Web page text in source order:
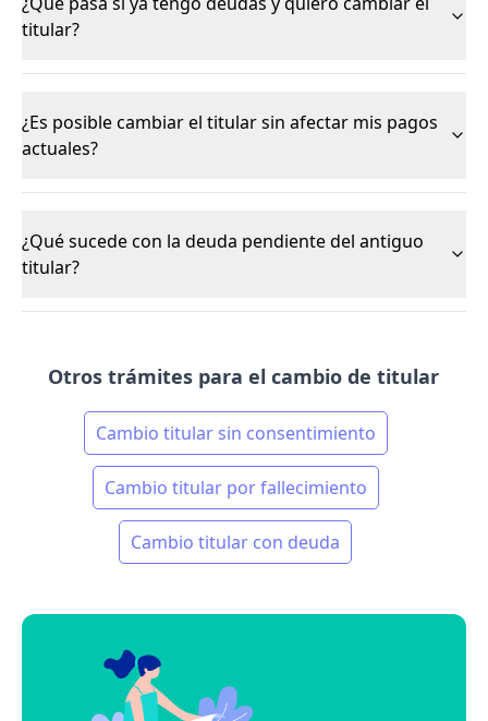
titular?
¿Es posible cambiar el titular sin afectar mis pagos
actuales?
¿Qué sucede con la deuda pendiente del antiguo
titular?
Otros trámites para el cambio de titular
Cambio titular sin consentimiento
Cambio titular por fallecimiento
Cambio titular con deuda